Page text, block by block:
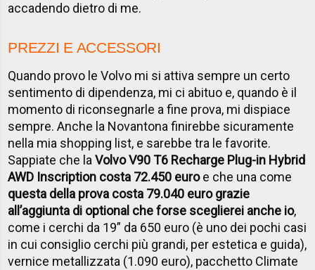
accadendo dietro di me.
PREZZI E ACCESSORI
Quando provo le Volvo mi si attiva sempre un certo
sentimento di dipendenza, mi ci abituo e, quando è il
momento di riconsegnarle a fine prova, mi dispiace
sempre. Anche la Novantona finirebbe sicuramente
nella mia shopping list, e sarebbe tra le favorite.
Sappiate che laVolvo V90 T6 Recharge Plug-in Hybrid
AWD Inscription costa 72.450 euroe che una come
questa della prova costa 79.040 euro grazie
all’aggiunta di optional che forse sceglierei anche io,
come i cerchi da 19” da 650 euro (è uno dei pochi casi
in cui consiglio cerchi più grandi, per estetica e guida),
vernice metallizzata (1.090 euro), pacchetto Climate